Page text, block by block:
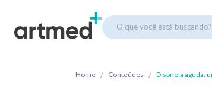
O que você está buscando?
Home / Conteúdos / Dispneia aguda: